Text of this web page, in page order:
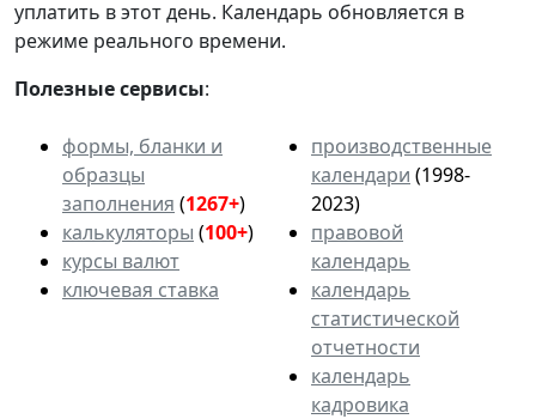
уплатить в этот день. Календарь обновляется в
режиме реального времени.
Полезные сервисы:
формы, бланки и
образцы
заполнения (1267+)
калькуляторы (100+)
курсы валют
ключевая ставка
производственные
календари (1998-
2023)
правовой
календарь
календарь
статистической
отчетности
календарь
кадровика